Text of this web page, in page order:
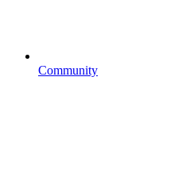
Community